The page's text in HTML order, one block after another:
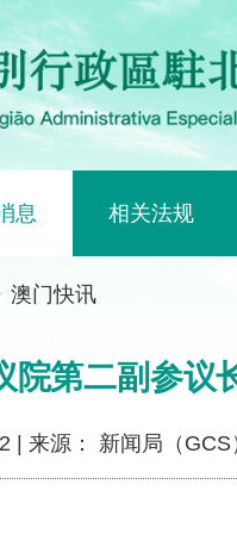
息 相关法规
澳门快讯
院第二副参议
| 来源： 新闻局（GCS